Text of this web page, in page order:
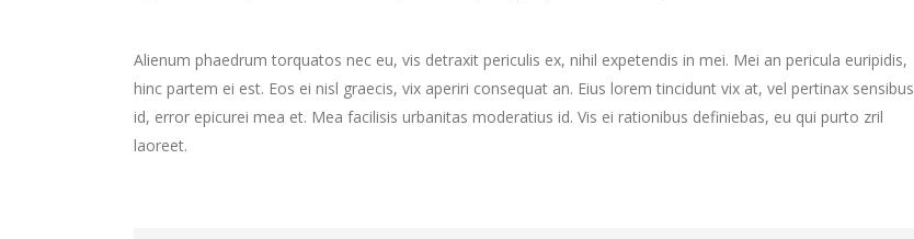
Alienum phaedrum torquatos nec eu, vis detraxit periculis ex, nihil expetendis in mei. Mei an pericula euripidis,
hinc partem ei est. Eos ei nisl graecis, vix aperiri consequat an. Eius lorem tincidunt vix at, vel pertinax sensibus
id, error epicurei mea et. Mea facilisis urbanitas moderatius id. Vis ei rationibus definiebas, eu qui purto zril
laoreet.